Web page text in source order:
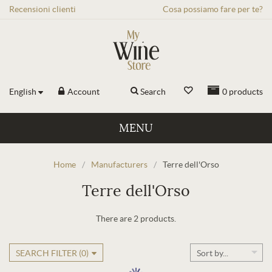
Recensioni clienti Cosa possiamo fare per te?
English Account 0 products
Search
MENU
Home / Manufacturers / Terre dell'Orso
Terre dell'Orso
There are 2 products.
SEARCH FILTER (0) Sort by...